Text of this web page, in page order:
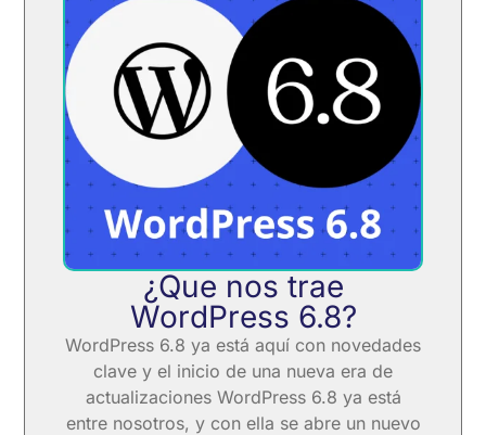
¿Que nos trae
WordPress 6.8?
WordPress 6.8 ya está aquí con novedades
clave y el inicio de una nueva era de
actualizaciones WordPress 6.8 ya está
entre nosotros, y con ella se abre un nuevo